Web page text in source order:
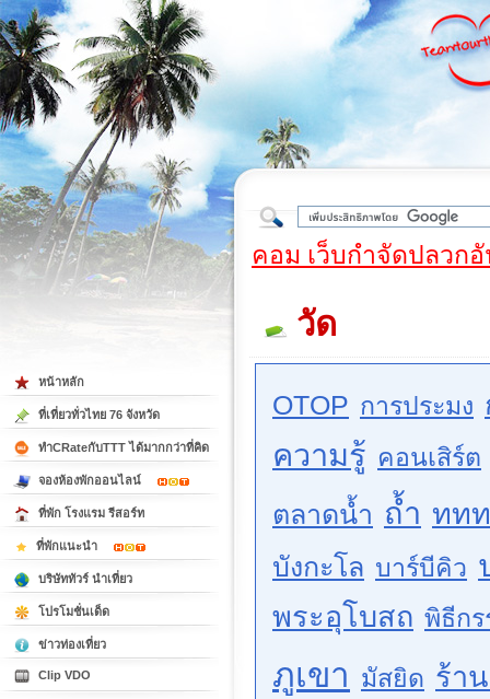
ต้
คอม เว็บกำจัดปลวก
วัด
OTOP การประมง
ความรู้ คอนเสิร์ต
ตลาดน้ำ ถ้ำ ทท
บังกะโล บาร์บีคิว
พระอุโบสถ พิธีกร
ภูเขา มัสยิด ร้า
หน้าหลัก
ที่เที่ยวทั่วไทย 76 จังหวัด
ทำCRateกับTTT ได้มากกว่าที่คิด
จองห้องพักออนไลน์
ที่พัก โรงแรม รีสอร์ท
ที่พักแนะนำ
บริษัททัวร์ นำเที่ยว
โปรโมชั่นเด็ด
ข่าวท่องเที่ยว
Clip VDO